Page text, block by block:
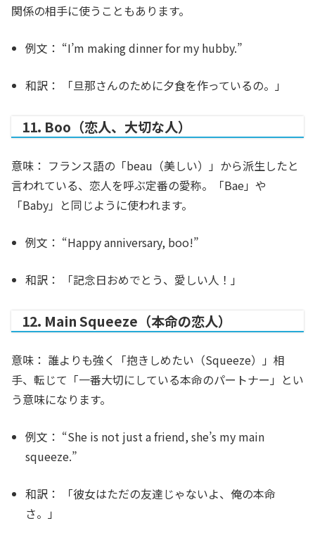
関係の相手に使うこともあります。
例文： “I’m making dinner for my hubby.”
和訳： 「旦那さんのために夕食を作っているの。」
11. Boo（恋人、大切な人）
意味： フランス語の「beau（美しい）」から派生したと
言われている、恋人を呼ぶ定番の愛称。「Bae」や
「Baby」と同じように使われます。
例文： “Happy anniversary, boo!”
和訳： 「記念日おめでとう、愛しい人！」
12. Main Squeeze（本命の恋人）
意味： 誰よりも強く「抱きしめたい（Squeeze）」相
手、転じて「一番大切にしている本命のパートナー」とい
う意味になります。
例文： “She is not just a friend, she’s my main
squeeze.”
和訳：
「彼女はただの友達じゃないよ、俺の本命
さ。」